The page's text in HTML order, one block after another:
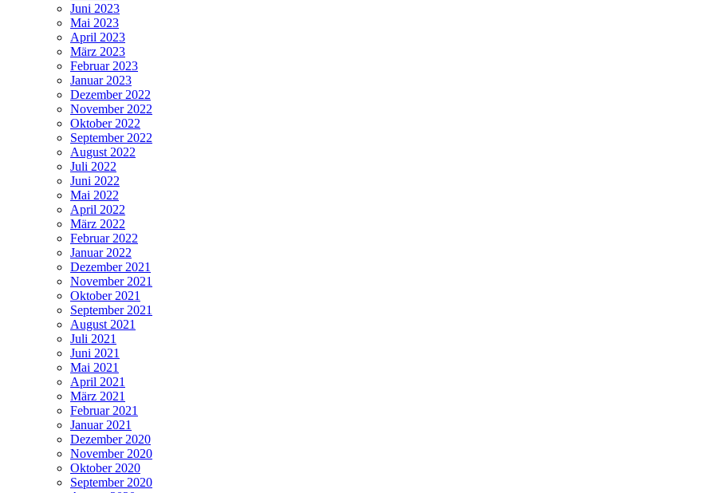
Juni 2023
Mai 2023
April 2023
März 2023
Februar 2023
Januar 2023
Dezember 2022
November 2022
Oktober 2022
September 2022
August 2022
Juli 2022
Juni 2022
Mai 2022
April 2022
März 2022
Februar 2022
Januar 2022
Dezember 2021
November 2021
Oktober 2021
September 2021
August 2021
Juli 2021
Juni 2021
Mai 2021
April 2021
März 2021
Februar 2021
Januar 2021
Dezember 2020
November 2020
Oktober 2020
September 2020